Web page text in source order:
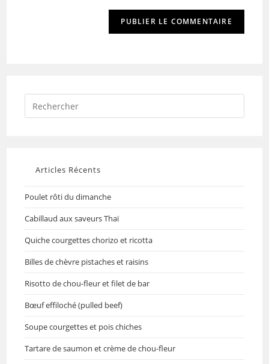
Articles Récents
Poulet rôti du dimanche
Cabillaud aux saveurs Thaï
Quiche courgettes chorizo et ricotta
Billes de chèvre pistaches et raisins
Risotto de chou-fleur et filet de bar
Bœuf effiloché (pulled beef)
Soupe courgettes et pois chiches
Tartare de saumon et crème de chou-fleur